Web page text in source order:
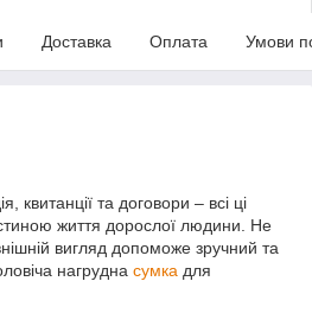
Доставка Оплата Умови
квитанції та договори – всі ці
життя дорослої людини. Не
вигляд допоможе зручний та
нагрудна сумка для